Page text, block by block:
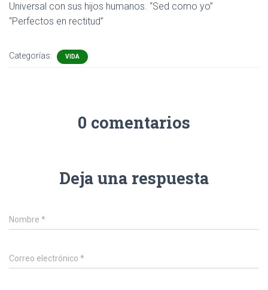
Universal con sus hijos humanos. “Sed como yo”
“Perfectos en rectitud”
Categorías: VIDA
0 comentarios
Deja una respuesta
Nombre *
Correo electrónico *